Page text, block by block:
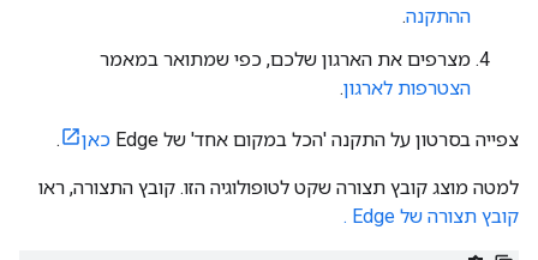
ההתקנה.
מצרפים את הארגון שלכם, כפי שמתואר במאמר
הצטרפות לארגון.
צפייה בסרטון על התקנה 'הכל במקום אחד' של Edge כאן .
למטה מוצג קובץ תצורה שקט לטופולוגיה הזו. קובץ התצורה, ראו
קובץ תצורה של Edge .